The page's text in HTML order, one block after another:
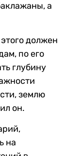
а
должен
по его
глубину
землю
он.
на